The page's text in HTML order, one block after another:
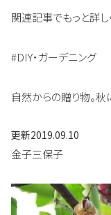
関連記事でもっと詳し
#DIY・ガーデニング
自然からの贈り物。
更新2019.09.10
金子三保子